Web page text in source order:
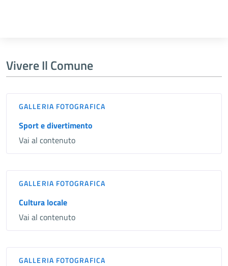
Vivere Il Comune
GALLERIA FOTOGRAFICA
Sport e divertimento
Vai al contenuto
GALLERIA FOTOGRAFICA
Cultura locale
Vai al contenuto
GALLERIA FOTOGRAFICA